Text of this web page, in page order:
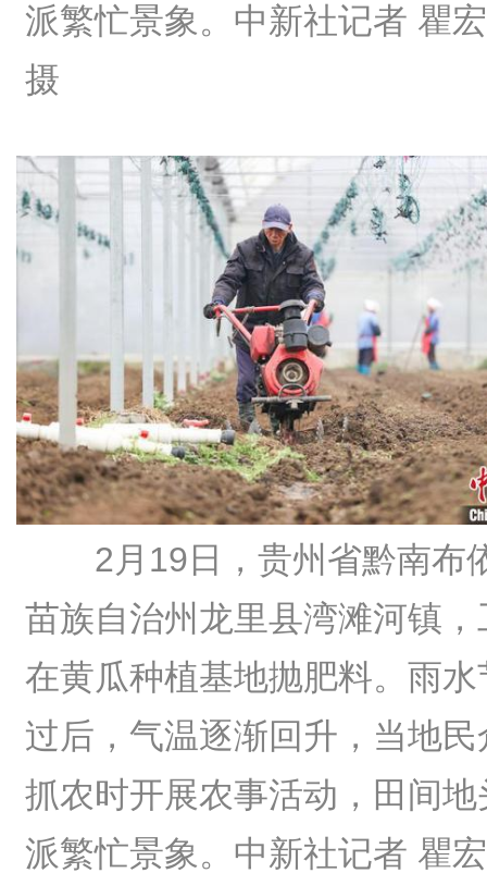
派繁忙景象。中新社记者 瞿
摄
2月19日，贵州省黔南布
苗族自治州龙里县湾滩河镇，
在黄瓜种植基地抛肥料。雨水
过后，气温逐渐回升，当地民
抓农时开展农事活动，田间地
派繁忙景象。中新社记者 瞿